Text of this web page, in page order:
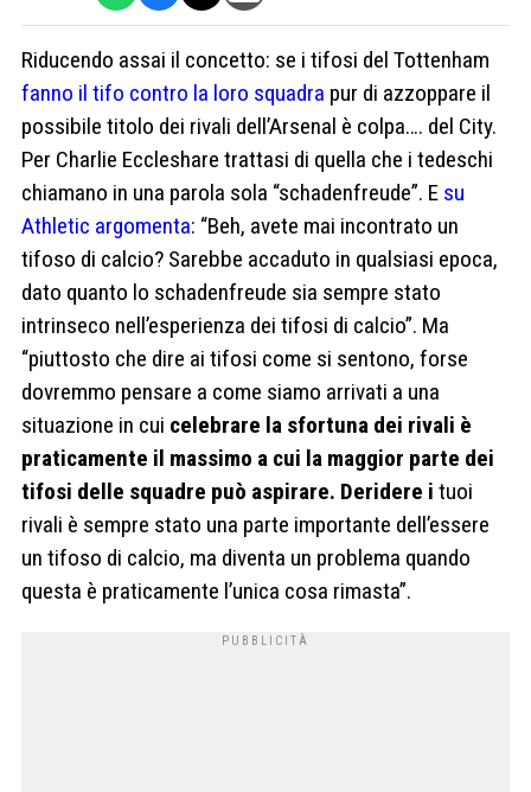
Riducendo assai il concetto: se i tifosi del Tottenham
fanno il tifo contro la loro squadra pur di azzoppare il
possibile titolo dei rivali dell’Arsenal è colpa…. del City.
Per Charlie Eccleshare trattasi di quella che i tedeschi
chiamano in una parola sola “schadenfreude”. E su
Athletic argomenta: “Beh, avete mai incontrato un
tifoso di calcio? Sarebbe accaduto in qualsiasi epoca,
dato quanto lo schadenfreude sia sempre stato
intrinseco nell’esperienza dei tifosi di calcio”. Ma
“piuttosto che dire ai tifosi come si sentono, forse
dovremmo pensare a come siamo arrivati ​​a una
situazione in cui celebrare la sfortuna dei rivali è
praticamente il massimo a cui la maggior parte dei
tifosi delle squadre può aspirare. Deridere i tuoi
rivali è sempre stato una parte importante dell’essere
un tifoso di calcio, ma diventa un problema quando
questa è praticamente l’unica cosa rimasta”.